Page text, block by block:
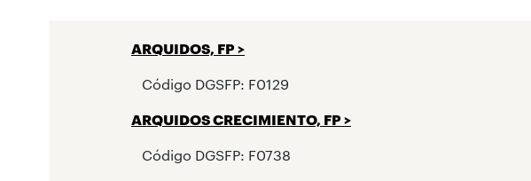
ARQUIDOS, FP >
Código DGSFP: F0129
ARQUIDOS CRECIMIENTO, FP >
Código DGSFP: F0738